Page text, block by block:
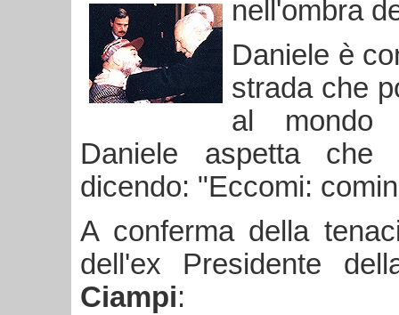
nell'ombra
Daniele è
strada che
al mondo
Daniele aspetta che
dicendo: "Eccomi:
A conferma della
dell'ex Presidente
Ciampi: